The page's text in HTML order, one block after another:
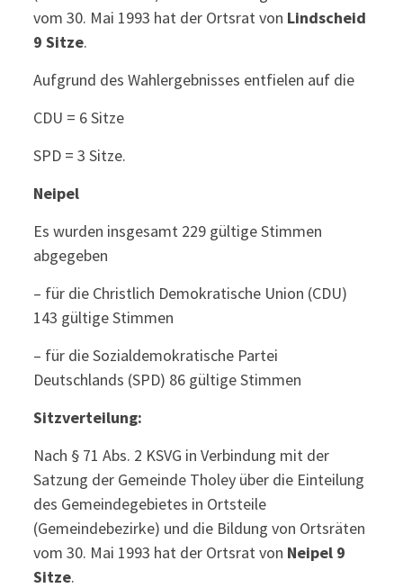
vom 30. Mai 1993 hat der Ortsrat von Lindscheid
9 Sitze.
Aufgrund des Wahlergebnisses entfielen auf die
CDU = 6 Sitze
SPD = 3 Sitze.
Neipel
Es wurden insgesamt 229 gültige Stimmen
abgegeben
– für die Christlich Demokratische Union (CDU)
143 gültige Stimmen
– für die Sozialdemokratische Partei
Deutschlands (SPD) 86 gültige Stimmen
Sitzverteilung:
Nach § 71 Abs. 2 KSVG in Verbindung mit der
Satzung der Gemeinde Tholey über die Einteilung
des Gemeindegebietes in Ortsteile
(Gemeindebezirke) und die Bildung von Ortsräten
vom 30. Mai 1993 hat der Ortsrat von Neipel 9
Sitze.